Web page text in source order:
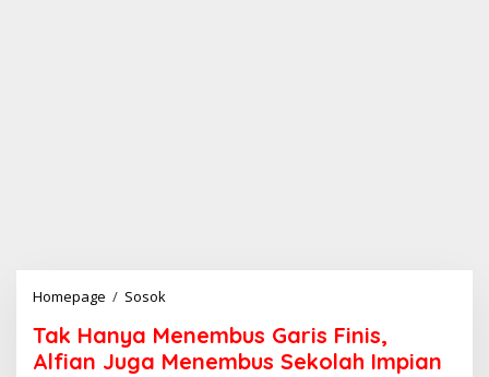
Homepage / Sosok
k
H
Tak Hanya Menembus Garis Finis,
Alfian Juga Menembus Sekolah Impian